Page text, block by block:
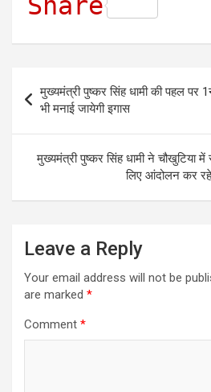
t
s
A
p
p
e
o
o
k
s
s
e
n
g
e
r
i
t
t
e
r
i
navigation
मुख्यमंत्री पुष्कर सिंह धामी की पहल पर
भी मनाई जायेगी इगास
मुख्यमंत्री पुष्कर सिंह धामी ने चौखुटिया
लिए आंदोलन कर
Leave a Reply
Your email address will not be
are marked *
Comment *